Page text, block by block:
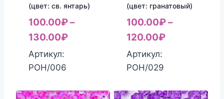
(цвет: св. янтарь)
100.00₽–
130.00₽
Артикул:
РОН/006
(цвет: гранатовый)
100.00₽–
120.00₽
Артикул:
РОН/029